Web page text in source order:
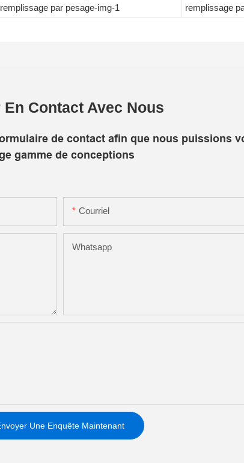
En Contact Avec Nous
de contact afin que nous puissions
gamme de conceptions
Courriel
Whatsapp
Une Enquête Maintenant